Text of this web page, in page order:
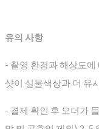
유의 사항
- 촬영 환경과 해상도에
샷이 실물색상과 더 유
- 결제 확인 후 오더가